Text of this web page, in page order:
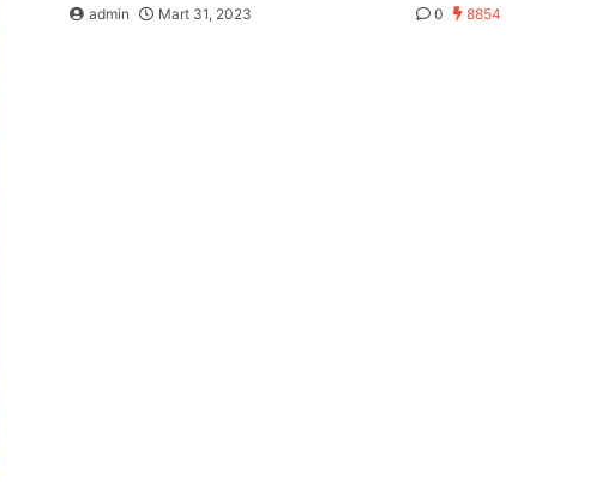
admin Mart 31, 2023 0 8854